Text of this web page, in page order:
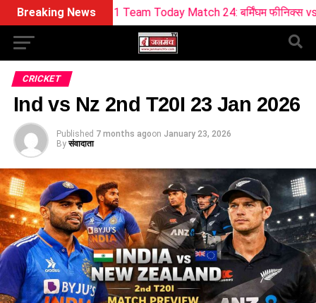
Breaking News
Team Today Match 24: बर्मिंघम फीनिक्स vs सनराइजर्स लीड्स
CRICKET
Ind vs Nz 2nd T20I 23 Jan 2026
Published 7 months agoon January 23, 2026
By संवादाता